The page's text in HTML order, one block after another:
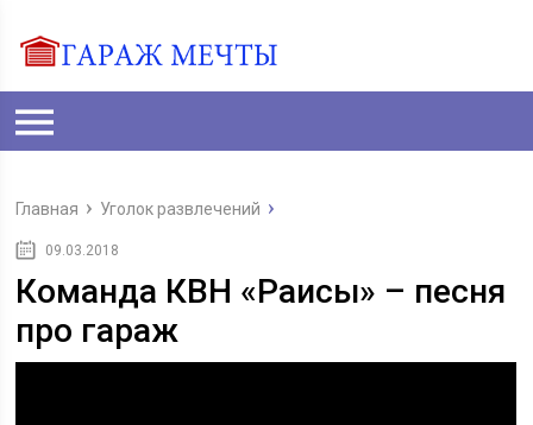
Главная Уголок развлечений
09.03.2018
Команда КВН «Раисы» – песня
про гараж